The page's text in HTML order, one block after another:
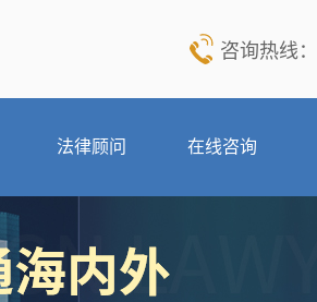
咨询热线：
法律顾问 在线咨询